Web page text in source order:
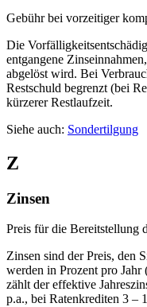
Gebühr bei vorzeitiger
Die
entgangene
abgelöst wird. Bei
Restschuld begrenzt (bei
kürzerer Restlaufzeit.
Siehe auch: Sondertilgung
Z
Zinsen
Preis für die Bereitstellung
Zinsen sind der Preis, den
werden in Prozent pro Jahr
zählt der effektive
p.a., bei Ratenkrediten 3 –